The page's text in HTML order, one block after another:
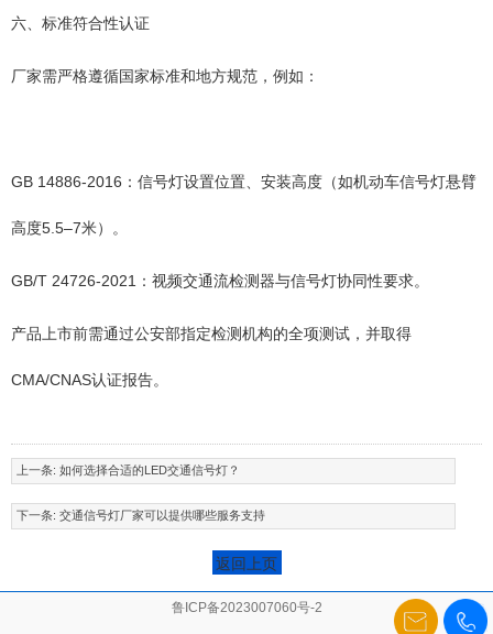
六、标准符合性认证
厂家需严格遵循国家标准和地方规范，例如：
GB 14886-2016：信号灯设置位置、安装高度（如机动车信号灯悬臂
高度5.5–7米）。
GB/T 24726-2021：视频交通流检测器与信号灯协同性要求。
产品上市前需通过公安部指定检测机构的全项测试，并取得
CMA/CNAS认证报告。
上一条:如何选择合适的LED交通信号灯？
下一条:交通信号灯厂家可以提供哪些服务支持
返回上页
鲁ICP备2023007060号-2